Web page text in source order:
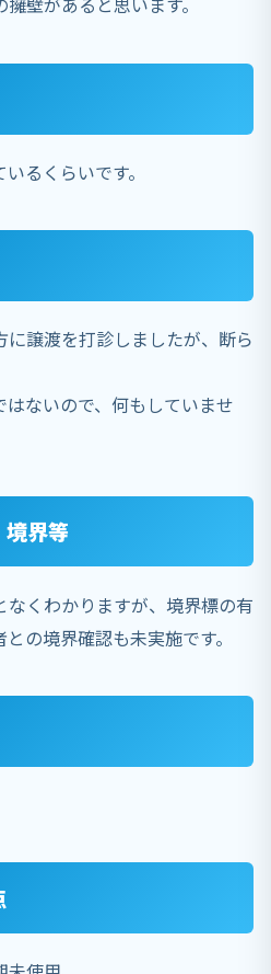
るくらいです。
譲渡を打診しましたが、断ら
ないので、何もしていませ
界等
くわかりますが、境界標の有
の境界確認も未実施です。